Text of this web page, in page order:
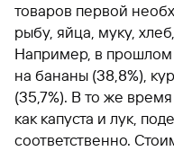
товаров первой
рыбу, яйца, муку,
Например, в прошлом
на бананы (38,8%),
(35,7%). В то же
как капуста и лук,
соответственно.